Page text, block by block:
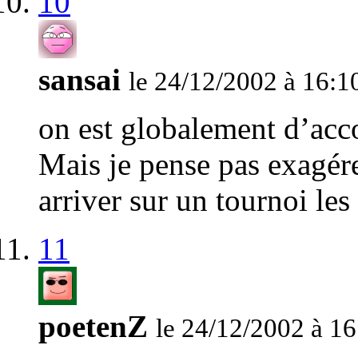
sansai le 24/12/2002 à
on est globalement
Mais je pense pas
arriver sur un tournoi les
11
poetenZ le 24/12/2002 à